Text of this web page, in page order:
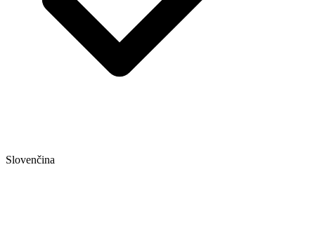
Slovenčina